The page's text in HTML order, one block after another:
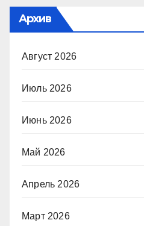
Архив
Август 2026
Июль 2026
Июнь 2026
Май 2026
Апрель 2026
Март 2026